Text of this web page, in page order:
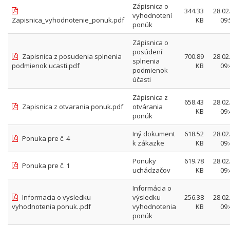
Zapisnica_vyhodnotenie_ponuk.pdf
Zápisnica o
vyhodnotení
ponúk
344.33
KB
Zapisnica z posudenia splnenia
podmienok ucasti.pdf
Zápisnica o
posúdení
splnenia
podmienok
účasti
700.89
KB
Zapisnica z otvarania ponuk.pdf
Zápisnica z
otvárania
ponúk
658.43
KB
Ponuka pre č. 4
Iný dokument
k zákazke
618.52
KB
Ponuka pre č. 1
Ponuky
uchádzačov
619.78
KB
Informacia o vysledku
vyhodnotenia ponuk..pdf
Informácia o
výsledku
vyhodnotenia
ponúk
256.38
KB